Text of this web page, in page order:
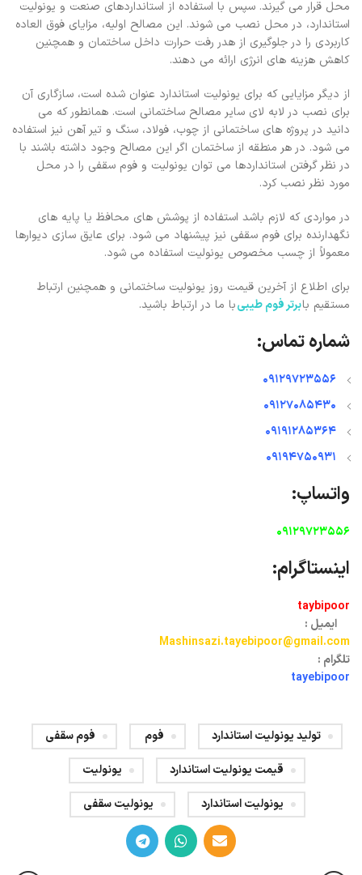
محل قرار می گیرند. سپس با استفاده از استانداردهای صنعت و یونولیت
استاندارد، در محل نصب می شوند. این مصالح اولیه، مزایای فوق العاده
کاربردی را در جلوگیری از هدر رفت حرارت داخل ساختمان و همچنین
کاهش هزینه های انرژی ارائه می دهند.
از دیگر مزایایی که برای یونولیت استاندارد عنوان شده است، سازگاری آن
برای نصب در لابه لای سایر مصالح ساختمانی است. همانطور که می
دانید در پروژه های ساختمانی از چوب، فولاد، سنگ و تیر آهن نیز استفاده
می شود. در هر منطقه از ساختمان اگر این مصالح وجود داشته باشند با
در نظر گرفتن استانداردها می توان یونولیت و فوم سقفی را در محل
مورد نظر نصب کرد.
در مواردی که لازم باشد استفاده از پوشش های محافظ یا پایه های
نگهدارنده برای فوم سقفی نیز پیشنهاد می شود. برای عایق سازی دیوارها
معمولاً از چسب مخصوص یونولیت استفاده می شود.
برای اطلاع از آخرین قیمت روز یونولیت ساختمانی و همچنین ارتباط
مستقیم بابرتر فوم طیبیبا ما در ارتباط باشید.
شماره تماس:
09129723556
09127085430
09191285364
09194750931
واتساپ:
09129723556
اینستاگرام:
taybipoor
ایمیل :
Mashinsazi.tayebipoor@gmail.com
تلگرام :
tayebipoor
تولید یونولیت استاندارد فوم
فوم سقفی
قیمت یونولیت استاندارد
یونولیت
یونولیت استاندارد
یونولیت سقفی